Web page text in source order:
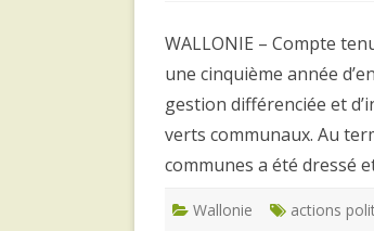
WALLONIE – Compte
une cinquième année
gestion différenciée et
verts communaux. Au
communes a été dressé
Wallonie actions